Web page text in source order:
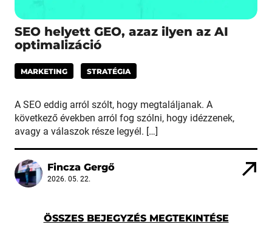
SEO helyett GEO, azaz ilyen az AI
optimalizáció
MARKETING STRATÉGIA
A SEO eddig arról szólt, hogy megtaláljanak. A
következő években arról fog szólni, hogy idézzenek,
avagy a válaszok része legyél. […]
Fincza Gergő
2026. 05. 22.
ÖSSZES BEJEGYZÉS MEGTEKINTÉSE